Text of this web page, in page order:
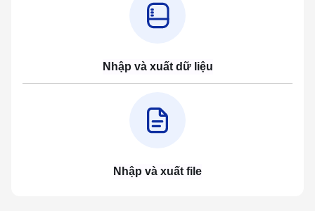
Nhập và xuất dữ liệu
Nhập và xuất file